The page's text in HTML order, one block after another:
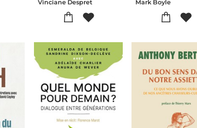
Vinciane Despret Mark Boyle